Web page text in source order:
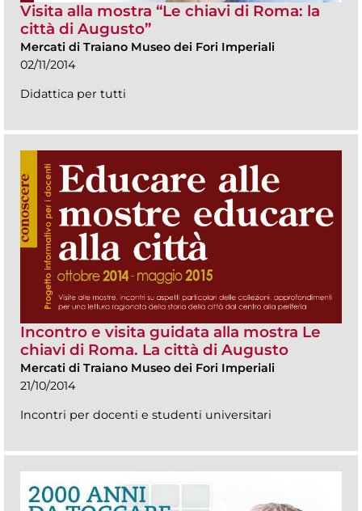
Visita alla mostra “Le chiavi di Roma: la
città di Augusto”
Mercati di Traiano Museo dei Fori Imperiali
02/11/2014
Didattica per tutti
Incontro e visita guidata alla mostra Le
chiavi di Roma. La città di Augusto
Mercati di Traiano Museo dei Fori Imperiali
21/10/2014
Incontri per docenti e studenti universitari